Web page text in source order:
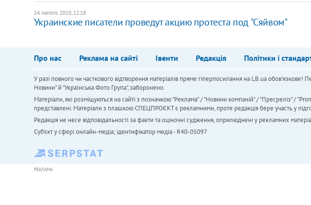
24 лютого 2010, 12:18
Украинские писатели проведут акцию протеста под "Сяйвом"
Про нас Реклама на сайті Івенти Редакція Політики і
У разі повного чи часткового відтворення матеріалів пряме гіперпосилання на LB.ua обов'язкове!
Новини" й "Українська Фото Група", заборонено.
Матеріали, які розміщуються на сайті з позначкою "Реклама" / "Новини компаній" / "Пресреліз" /
представлені. Матеріали з плашкою СПЕЦПРОЄКТ є рекламними, проте редакція бере участь у
Редакція не несе відповідальності за факти та оціночні судження, оприлюднені у рекламних
Cуб'єкт у сфері онлайн-медіа; ідентифікатор медіа - R40-05097
РЕКЛАМА